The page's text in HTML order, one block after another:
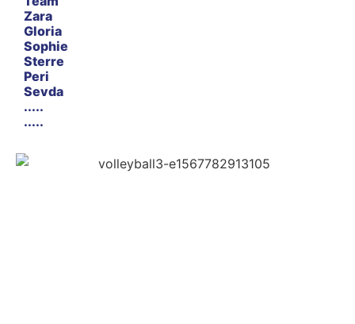
Zara
Gloria
Sophie
Sterre
Peri
Sevda
.....
.....